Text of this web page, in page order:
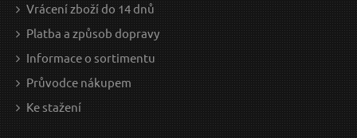
Vrácení zboží do 14 dnů
Platba a způsob dopravy
Informace o sortimentu
Průvodce nákupem
Ke stažení